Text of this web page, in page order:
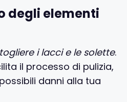
degli elementi
i lacci e le solette.
il processo di pulizia,
danni alla tua